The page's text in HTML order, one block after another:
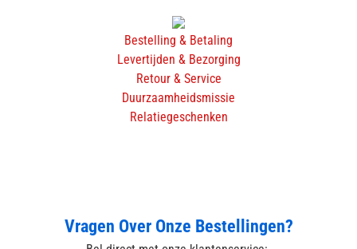
Bestelling & Betaling
Levertijden & Bezorging
Retour & Service
Duurzaamheidsmissie
Relatiegeschenken
Vragen Over Onze Bestellingen?